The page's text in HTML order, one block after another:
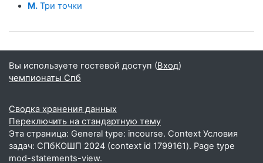
M. Три точки
Вы используете гостевой доступ (Вход)
чемпионаты Спб
Сводка хранения данных
Переключить на стандартную тему
Эта страница: General type: incourse. Context Условия
задач: СПбКОШП 2024 (context id 1799161). Page type
mod-statements-view.